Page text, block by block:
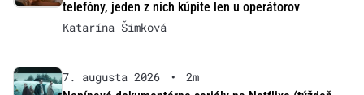
telefóny, jeden z nich kúpite len u operátorov
Katarína Šimková
7. augusta 2026 •
2m